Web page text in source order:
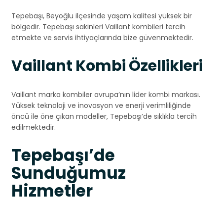
Tepebaşı, Beyoğlu ilçesinde yaşam kalitesi yüksek bir
bölgedir. Tepebaşı sakinleri Vaillant kombileri tercih
etmekte ve servis ihtiyaçlarında bize güvenmektedir.
Vaillant Kombi Özellikleri
Vaillant marka kombiler avrupa’nın lider kombi markası.
Yüksek teknoloji ve inovasyon ve enerji verimliliğinde
öncü ile öne çıkan modeller, Tepebaşı’de sıklıkla tercih
edilmektedir.
Tepebaşı’de
Sunduğumuz
Hizmetler